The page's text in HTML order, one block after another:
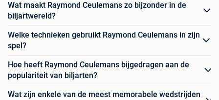
Wat maakt Raymond Ceulemans zo bijzonder in de
biljartwereld?
Welke technieken gebruikt Raymond Ceulemans in zijn
spel?
Hoe heeft Raymond Ceulemans bijgedragen aan de
populariteit van biljarten?
Wat zijn enkele van de meest memorabele wedstrijden